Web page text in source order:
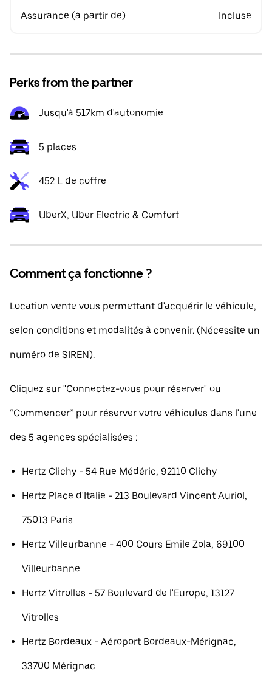
Assurance (à partir de) Incluse
Perks from the partner
Jusqu'à 517km d'autonomie
5 places
452 L de coffre
UberX, Uber Electric & Comfort
Comment ça fonctionne ?
Location vente vous permettant d'acquérir le véhicule,
selon conditions et modalités à convenir. (Nécessite un
numéro de SIREN).
Cliquez sur "Connectez-vous pour réserver" ou
“Commencer” pour réserver votre véhicules dans l'une
des 5 agences spécialisées :
Hertz Clichy - 54 Rue Médéric, 92110 Clichy
Hertz Place d'Italie - 213 Boulevard Vincent Auriol,
75013 Paris
Hertz Villeurbanne - 400 Cours Emile Zola, 69100
Villeurbanne
Hertz Vitrolles - 57 Boulevard de l'Europe, 13127
Vitrolles
Hertz Bordeaux - Aéroport Bordeaux-Mérignac,
33700 Mérignac